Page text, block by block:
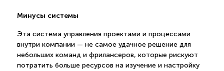
Минусы системы
Эта система управления проектами и процессами
внутри компании — не самое удачное решение для
небольших команд и фрилансеров, которые рискуют
потратить больше ресурсов на изучение и настройку